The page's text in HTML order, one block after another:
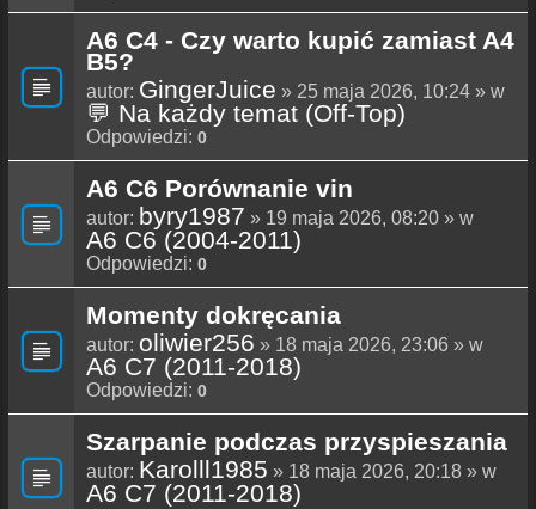
A6 C4 - Czy warto kupić zamiast A4
B5?
autor: GingerJuice » 25 maja 2026, 10:24 » w
💬 Na każdy temat (Off-Top)
Odpowiedzi: 0
A6 C6 Porównanie vin
autor: byry1987 » 19 maja 2026, 08:20 » w
A6 C6 (2004-2011)
Odpowiedzi: 0
Momenty dokręcania
autor: oliwier256 » 18 maja 2026, 23:06 » w
A6 C7 (2011-2018)
Odpowiedzi: 0
Szarpanie podczas przyspieszania
autor: Karolll1985 » 18 maja 2026, 20:18 » w
A6 C7 (2011-2018)